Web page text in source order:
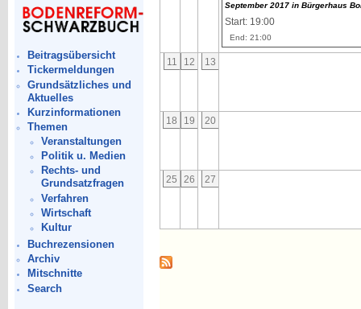
Beitragsübersicht
Tickermeldungen
Grundsätzliches und
Aktuelles
Kurzinformationen
Themen
Veranstaltungen
Politik u. Medien
Rechts- und
Grundsatzfragen
Verfahren
Wirtschaft
Kultur
Buchrezensionen
Archiv
Mitschnitte
Search
September 2017 in Bürgerhaus
Start: 19:00
End: 21:00
11 12 13
18 19 20
25 26 27